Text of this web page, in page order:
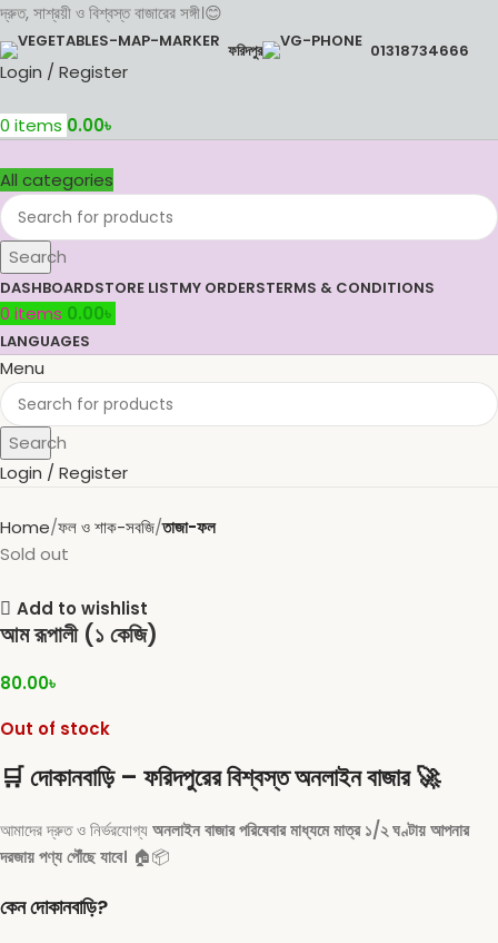
দ্রুত, সাশ্রয়ী ও বিশ্বস্ত বাজারের সঙ্গী।😊
ফরিদপুর 01318734666
Login / Register
0 items 0.00৳
All categories
Search
DASHBOARDSTORE LISTMY ORDERSTERMS & CONDITIONS
0 items 0.00৳
LANGUAGES
Menu
Search
Login / Register
Home ফল ও শাক-সবজি তাজা-ফল
Sold out
Add to wishlist
আম রূপালী (১ কেজি)
80.00৳
Out of stock
🛒দোকানবাড়ি – ফরিদপুরের বিশ্বস্ত অনলাইন বাজার🚀
আমাদের দ্রুত ও নির্ভরযোগ্যঅনলাইন বাজার পরিষেবার মাধ্যমে মাত্র ১/২ ঘণ্টায় আপনার
দরজায় পণ্য পৌঁছে যাবে। 🏠📦
কেন দোকানবাড়ি?